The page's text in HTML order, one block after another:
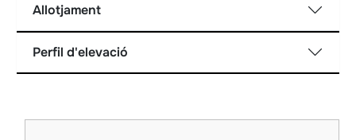
Allotjament
Perfil d'elevació